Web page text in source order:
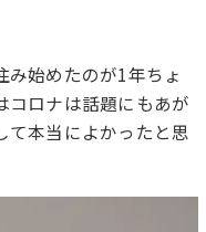
み始めたのが1年ちょ
コロナは話題にもあが
て本当によかったと思